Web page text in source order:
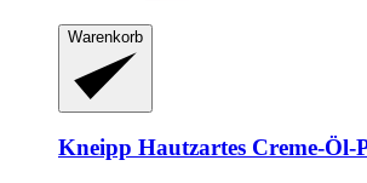
Warenkorb
Kneipp Hautzartes Creme-​Öl-​